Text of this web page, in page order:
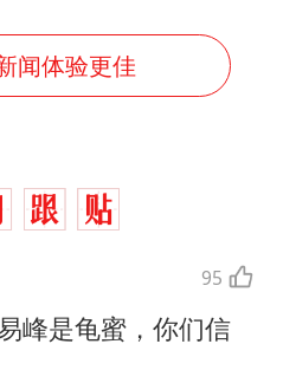
闻体验更佳
95
峰是龟蜜，你们信